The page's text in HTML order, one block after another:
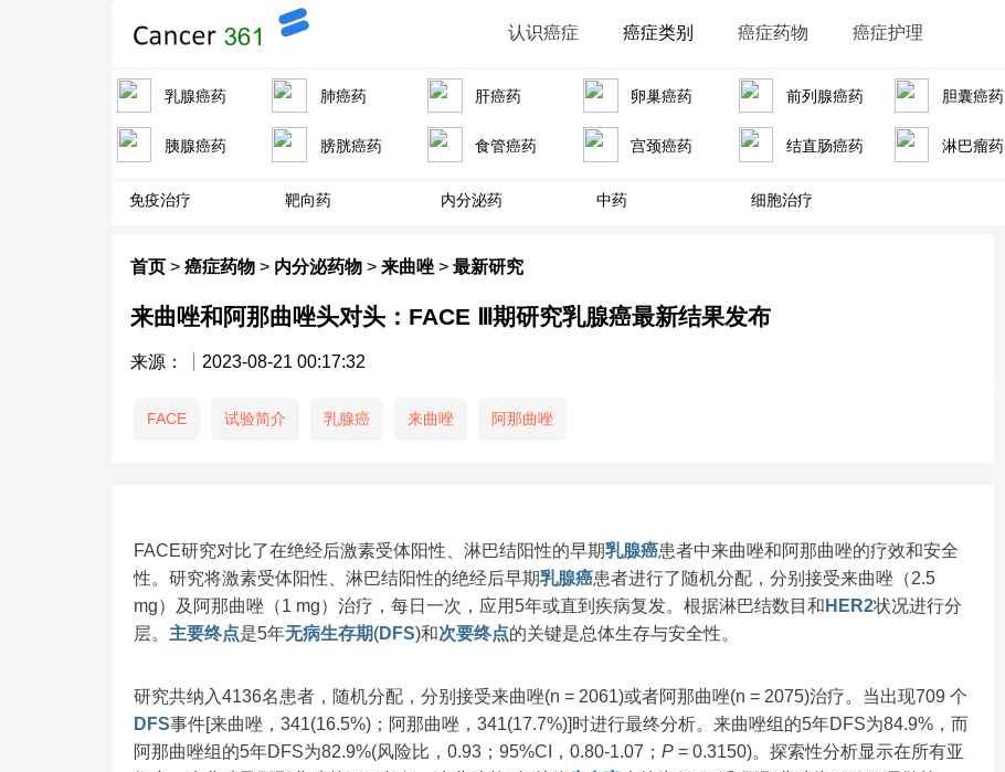
认识癌症 癌症类别 癌症药物 癌症护理
乳腺癌药 肺癌药 肝癌药 卵巢癌药 前列腺癌药 胆囊癌药
胰腺癌药 膀胱癌药 食管癌药 宫颈癌药 结直肠癌药 淋巴瘤药
免疫治疗 靶向药 内分泌药 中药 细胞治疗
首页> 癌症药物> 内分泌药物> 来曲唑> 最新研究
来曲唑和阿那曲唑头对头：FACE Ⅲ期研究乳腺癌最新结果发布
来源： 2023-08-21 00:17:32
FACE 试验简介 乳腺癌 来曲唑 阿那曲唑
FACE研究对比了在绝经后激素受体阳性、淋巴结阳性的早期乳腺癌患者中来曲唑和阿那曲唑的疗效和安全
性。研究将激素受体阳性、淋巴结阳性的绝经后早期乳腺癌患者进行了随机分配，分别接受来曲唑（2.5
mg）及阿那曲唑（1 mg）治疗，每日一次，应用5年或直到疾病复发。根据淋巴结数目和 HER2状况进行分
层。 主要终点是5年无病生存期(DFS)和次要终点的关键是总体生存与安全性。
研究共纳入4136名患者，随机分配，分别接受来曲唑(n = 2061)或者阿那曲唑(n = 2075)治疗。当出现709 个
DFS事件[来曲唑，341(16.5%)；阿那曲唑，341(17.7%)]时进行最终分析。来曲唑组的5年DFS为84.9%，而
阿那曲唑组的5年DFS为82.9%(风险比，0.93；95%CI，0.80-1.07； P = 0.3150)。探索性分析显示在所有亚